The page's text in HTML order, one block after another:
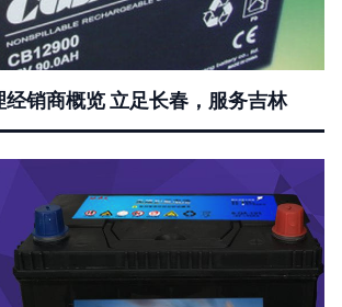
销商概览 立足长春，服务吉林